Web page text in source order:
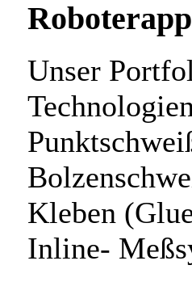
Unser
Kleben
Inline-